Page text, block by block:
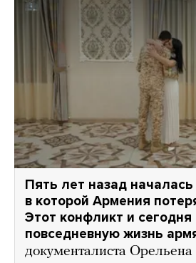
Пять лет назад началась
в которой Армения
Этот конфликт и
повседневную жизнь
документалиста Орельена